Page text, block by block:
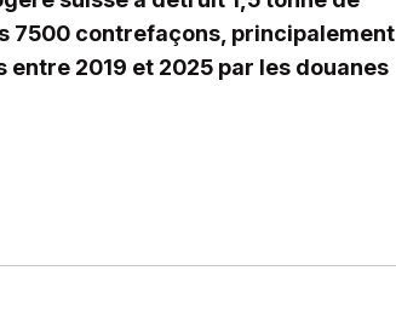
7500 contrefaçons, principalement
2019 et 2025 par les douanes